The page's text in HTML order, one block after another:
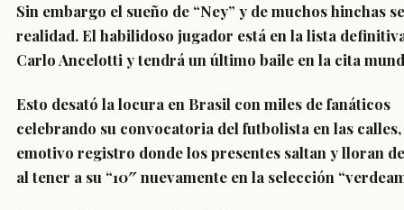
Sin embargo el sueño de “Ney” y de muchos hinchas
realidad. El habilidoso jugador está en la lista
Carlo Ancelotti ytendrá un último baile en la cita
Esto desató la locura en Brasil con miles de fanáticos
celebrando su convocatoria del futbolista en las calles
emotivo registro donde los presentes saltan y lloran
al tener a su “10″ nuevamente en la selección